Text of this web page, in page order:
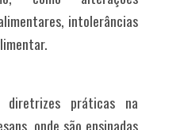
intolerâncias
diretrizes práticas na
onde são ensinadas